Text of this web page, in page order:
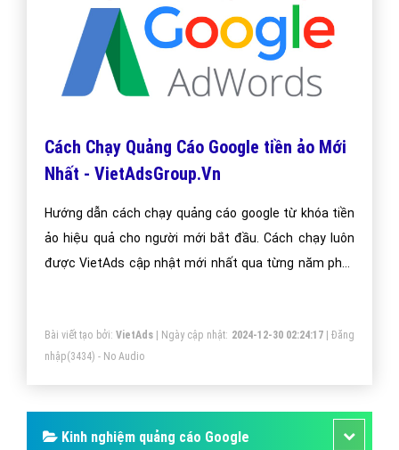
Cách Chạy Quảng Cáo Google tiền ảo Mới
Nhất - VietAdsGroup.Vn
Hướng dẫn cách chạy quảng cáo google từ khóa tiền
ảo hiệu quả cho người mới bắt đầu. Cách chạy luôn
được VietAds cập nhật mới nhất qua từng năm phát
Bài viết tạo bởi: VietAds| Ngày cập nhật: 2024-12-30 02:24:17|Đăng
nhập(3434) - No Audio
Kinh nghiệm quảng cáo Google